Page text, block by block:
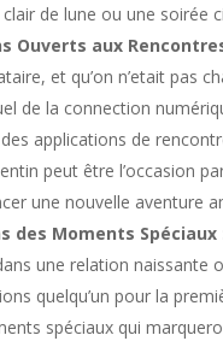
de lune ou une soirée
Ouverts aux
et qu’on n’etait pas
de la connection
applications de
peut être l’occasion
une nouvelle aventure
des Moments Spéciaux
une relation naissante
quelqu’un pour la
spéciaux qui